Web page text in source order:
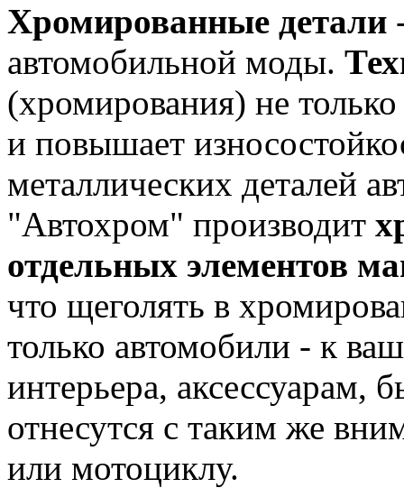
Хромированные детали
автомобильной моды.
(хромирования) не только
и повышает
металлических деталей
"Автохром" производит
отдельных элементов
что щеголять в
только автомобили - к
интерьера, аксессуарам,
отнесутся с таким же
или мотоциклу.